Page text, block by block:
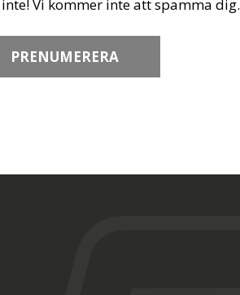
Vi kommer inte att spamma dig.
PRENUMERERA